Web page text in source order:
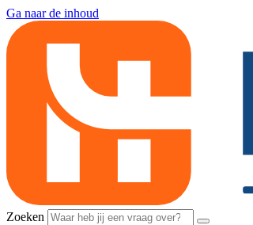
Ga naar de inhoud
Zoeken